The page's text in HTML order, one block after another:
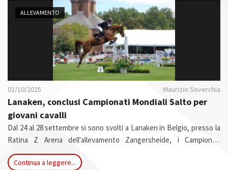
n
ALLEVAMENTO
02/10/2025 Maurizio Soverchia
Lanaken, conclusi Campionati Mondiali Salto per
giovani cavalli
Dal 24 al 28 settembre si sono svolti a Lanaken in Belgio, presso la
Ratina Z Arena dell'allevamento Zangersheide, i Campionati
Mondiali di Salto per giovani cavalli - da 5 a 7 anni - organizzati dalla
Federazione Mondiale degli Allevatori del Cavallo Sportivo
Continua a leggere...